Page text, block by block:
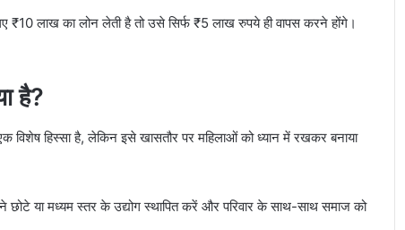
लाख का लोन लेती है तो उसे सिर्फ ₹5 लाख रुपये ही वापस करने होंगे।
है?
विशेष हिस्सा है, लेकिन इसे खासतौर पर महिलाओं को ध्यान में रखकर बनाया
छोटे या मध्यम स्तर के उद्योग स्थापित करें और परिवार के साथ-साथ समाज को